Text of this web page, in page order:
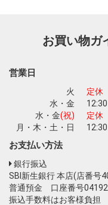
お買い物ガ
営業日
火
定休
水・金
水・金(祝)
定休
月・木・土・日
お支払い方法
銀行振込
SBI新生銀行 本店(店番号
普通預金 口座番号
振込手数料はお客様負担